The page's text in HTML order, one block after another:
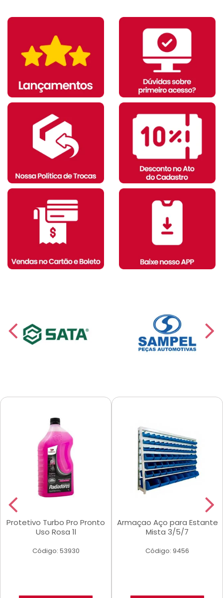
Protetivo Turbo Pro Pronto
Uso Rosa 1l
Código: 53930
Armaçao Aço para Estante
Mista 3/5/7
Código: 9456